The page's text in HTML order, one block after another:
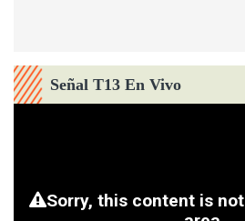
Señal T13 En Vivo